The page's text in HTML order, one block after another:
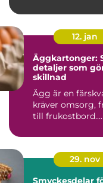
12. jan
Äggkartonger:
detaljer som
skillnad
Ägg är en
kräver omsorg,
till frukostbord....
29. nov
Smyckesdelar